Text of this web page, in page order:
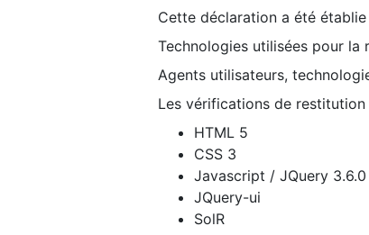
Cette déclaration a été
Technologies utilisées pour la
Agents utilisateurs,
Les vérifications de
HTML 5
CSS 3
Javascript / JQuery 3.6.0
JQuery-ui
SolR